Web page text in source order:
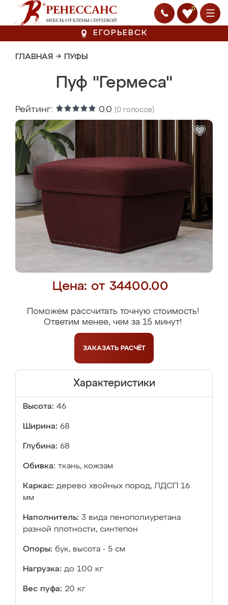
0
ЕГОРЬЕВСК
ГЛАВНАЯ → ПУФЫ
Пуф "Гермеса"
Рейтинг: 0.0 (0 голосов)
Цена: от 34400.00
Поможем рассчитать точную стоимость!
Ответим менее, чем за 15 минут!
ЗАКАЗАТЬ РАСЧЁТ
Характеристики
Высота: 46
Ширина: 68
Глубина: 68
Обивка: ткань, кожзам
Каркас: дерево хвойных пород, ЛДСП 16
мм
Наполнитель: 3 вида пенополиуретана
разной плотности, синтепон
Опоры: бук, высота - 5 см
Нагрузка: до 100 кг
Вес пуфа: 20 кг